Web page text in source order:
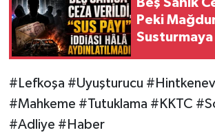
Beş Sanık
Peki
Susturmaya
#Lefkoşa #Uyuşturucu
#Mahkeme #Tutuklama #KKTC
#Adliye #Haber